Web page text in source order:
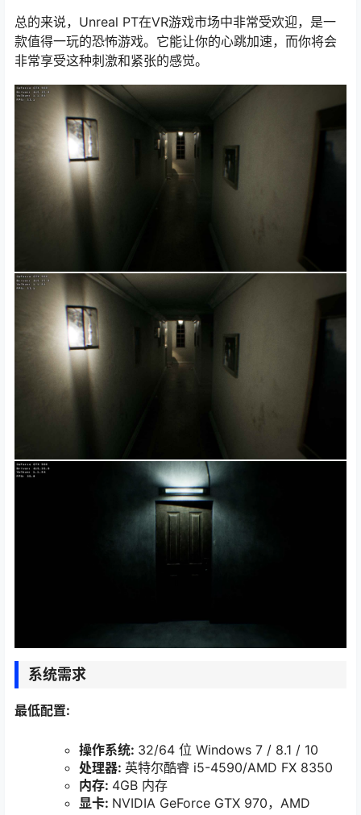
总的来说，Unreal PT在VR游戏市场中非常受欢迎，是一
款值得一玩的恐怖游戏。它能让你的心跳加速，而你将会
非常享受这种刺激和紧张的感觉。
系统需求
最低配置:
操作系统: 32/64 位 Windows 7 / 8.1 / 10
处理器: 英特尔酷睿 i5-4590/AMD FX 8350
内存: 4GB 内存
显卡: NVIDIA GeForce GTX 970，AMD